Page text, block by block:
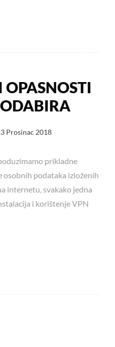
OPASNOSTI
Prosinac 2018
prikladne
osobnih podataka izloženih
internetu, svakako jedna
i korištenje VPN